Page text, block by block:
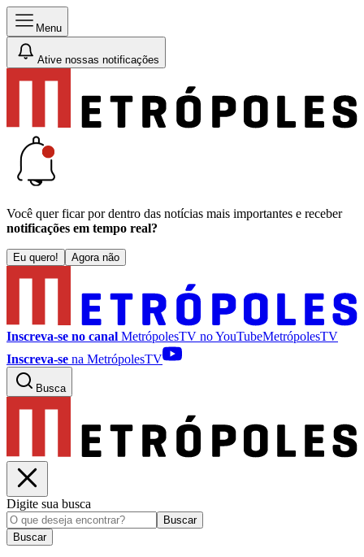
Menu
Ative nossas notificações
Você quer ficar por dentro das notícias mais importantes e receber
notificações em tempo real?
Eu quero! Agora não
Inscreva-se no canal MetrópolesTV noYouTubeMetrópolesTV
Inscreva-se na MetrópolesTV
Busca
Digite sua busca
Buscar
Buscar